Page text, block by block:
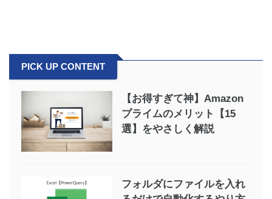
PICK UP CONTENT
【お得すぎて神】Amazon
プライムのメリット【15
選】をやさしく解説
フォルダにファイルを入れ